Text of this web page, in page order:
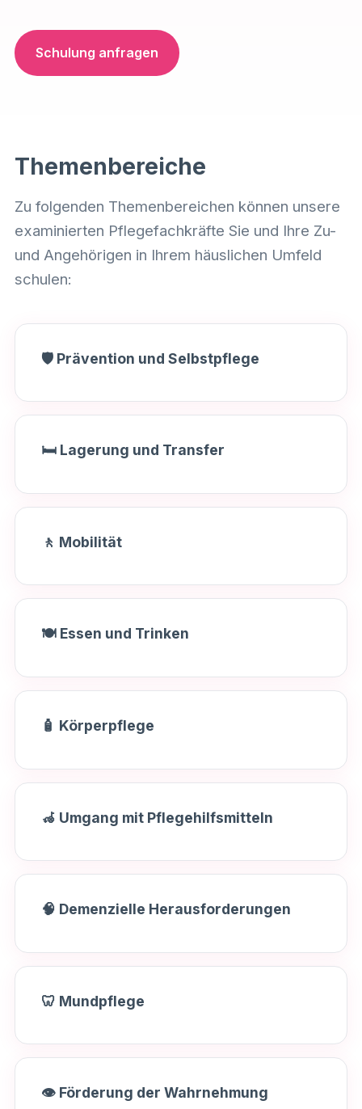
Schulung anfragen
Themenbereiche
Zu folgenden Themenbereichen können unsere
examinierten Pflegefachkräfte Sie und Ihre Zu-
und Angehörigen in Ihrem häuslichen Umfeld
schulen:
🛡️ Prävention und Selbstpflege
🛏️ Lagerung und Transfer
🚶 Mobilität
🍽️ Essen und Trinken
🧴 Körperpflege
🦽 Umgang mit Pflegehilfsmitteln
🧠 Demenzielle Herausforderungen
🦷 Mundpflege
👁️ Förderung der Wahrnehmung